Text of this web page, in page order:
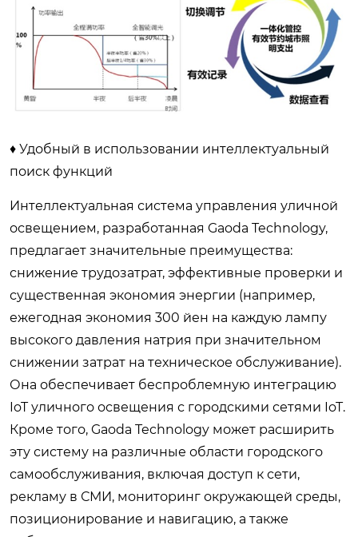
♦ Удобный в использовании интеллектуальный
поиск функций
Интеллектуальная система управления уличной
освещением, разработанная Gaoda Technology,
предлагает значительные преимущества:
снижение трудозатрат, эффективные проверки и
существенная экономия энергии (например,
ежегодная экономия 300 йен на каждую лампу
высокого давления натрия при значительном
снижении затрат на техническое обслуживание).
Она обеспечивает беспроблемную интеграцию
IoT уличного освещения с городскими сетями IoT.
Кроме того, Gaoda Technology может расширить
эту систему на различные области городского
самообслуживания, включая доступ к сети,
рекламу в СМИ, мониторинг окружающей среды,
позиционирование и навигацию, а также